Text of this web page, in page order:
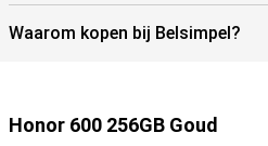
Waarom kopen bij Belsimpel?
Honor 600 256GB Goud